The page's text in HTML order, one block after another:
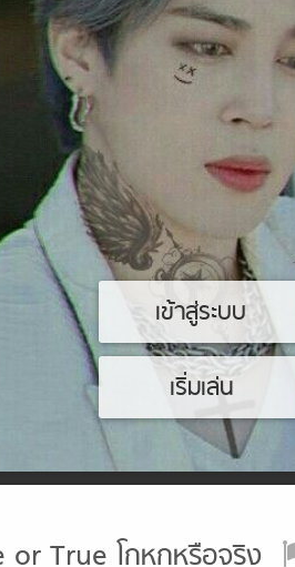
เข้าสู่ระบบ
เริ่มเล่น
or True โกหกหรือจริง